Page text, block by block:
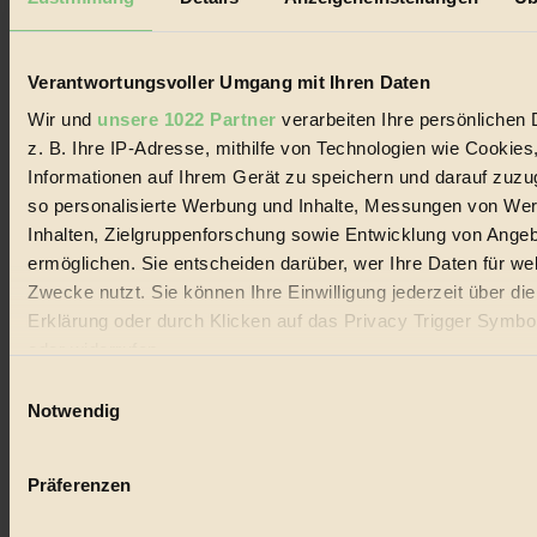
Verantwortungsvoller Umgang mit Ihren Daten
Wir und unsere 1022 Partner verarbeiten Ihre persönlichen
z. B. Ihre IP-Adresse, mithilfe von Technologien wie
Informationen auf Ihrem Gerät zu speichern und darauf
so personalisierte Werbung und Inhalte, Messungen von
Inhalten, Zielgruppenforschung sowie Entwicklung von
ermöglichen. Sie entscheiden darüber, wer Ihre Daten für
Zwecke nutzt. Sie können Ihre Einwilligung jederzeit über
Erklärung oder durch Klicken auf das Privacy Trigger
Wenn Sie es erlauben, würden wir auch gerne:
Ihr Gerät durch aktives Scannen nach bestimmten
Notwendig
Präferenzen
Biorama steht für einen nachhaltigen Lebensstil und bewussten
Lebenswandel. Es ist eine moderne Plattform für Ideen, Menschen
Handels mit Bioprodukten, des Fair-Trade sowie der Branche
alternativer Energien.
Social Media
22.601 Fans auf Facebook
3.415 Follower auf Twitter
Folge uns auf Instagram
Themen
Bio
Vegan